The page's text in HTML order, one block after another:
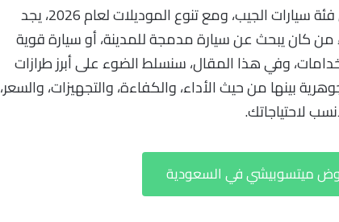
تُعد سيارات ميتسوبيشي من الخيارات الرائدة في فئة سيارات الجيب، ومع تنوع الموديلات لعام 2026، يجد
من كان يبحث عن سيارة مدمجة للمدينة، أو سيارة قوية
وفي هذا المقال، سنسلط الضوء على أبرز طرازات
الفروق الجوهرية بينها من حيث الأداء، والكفاءة، والتجهيزات، والسعر،
لاحتياجاتك.
ميتسوبيشي في السعودية